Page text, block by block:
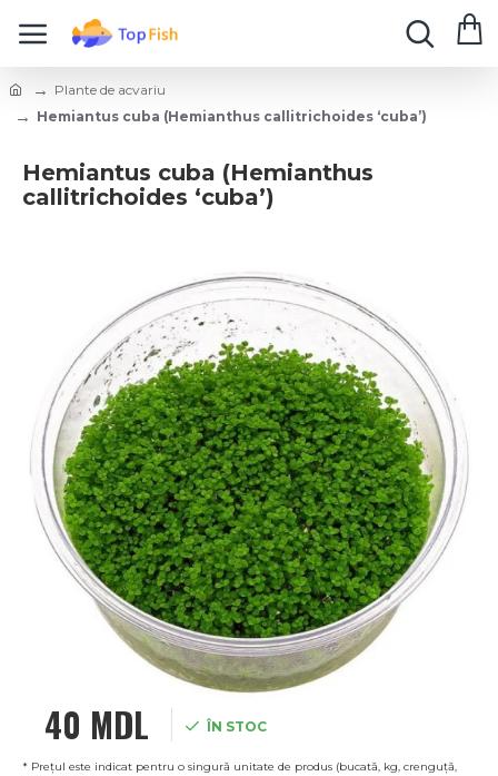
Plante de acvariu
Hemiantus cuba (Hemianthus callitrichoides ‘cuba’)
Hemiantus cuba (Hemianthus
callitrichoides ‘cuba’)
40 MDL ÎN STOC
* Prețul este indicat pentru o singură unitate de produs (bucată, kg, crenguță,